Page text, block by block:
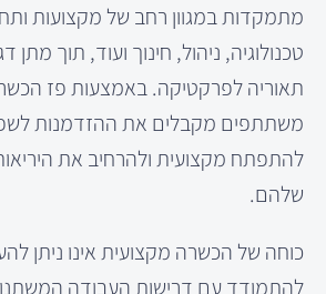
מתמקדות במגוון רחב של מקצועות
טכנולוגיה, ניהול, חינוך ועוד, תוך מתן
תאוריה לפרקטיקה. באמצעות פז
משתתפים מקבלים את ההזדמנות
להתפתח מקצועית ולהרחיב את
שלהם.
כוחה של הכשרה מקצועית אינו ניתן
להתמודד עם דרישות העבודה